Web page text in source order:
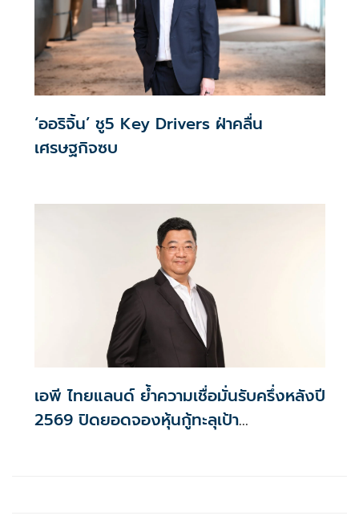
‘ออริจิ้น’ ชู5 Key Drivers ฝ่าคลื่น
เศรษฐกิจซบ
เอพี ไทยแลนด์ ย้ำความเชื่อมั่นรับครึ่งหลังปี
2569 ปิดยอดจองหุ้นกู้ทะลุเป้า